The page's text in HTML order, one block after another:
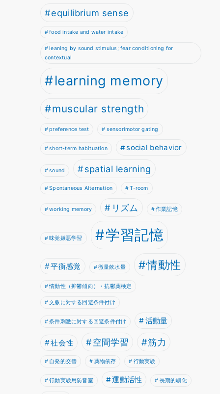
equilibrium sense
food intake and water intake
leaning by sound stimulus; fear conditioning for
contextual
learning memory
muscular strength
preference test sensorimotor gating
short-term habituation social behavior
sound spatial learning
Spontaneous Alternation T-room
working memory リズム 作業記憶
味覚嫌悪学習 学習記憶
平衡感覚 微量飲水量 情動性
情動性（抑鬱傾向）・抗鬱薬検定
文脈に対する回避条件付け
条件刺激に対する回避条件付け 活動量
社会性 空間学習 筋力
自発的交替 薬物依存 行動実験
行動実験用防音室 運動活性 長期的馴化